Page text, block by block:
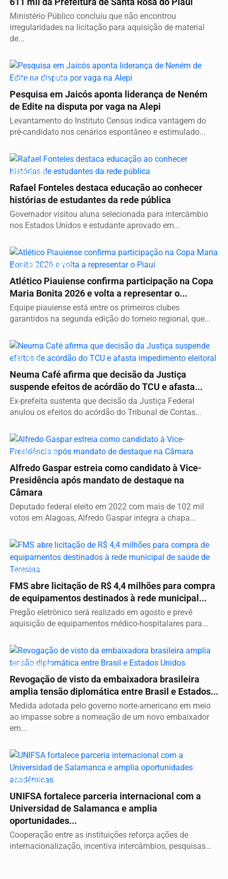
611 mil da Prefeitura de Santa Rosa do Piauí
Ministério Público concluiu que não encontrou
irregularidades na licitação para aquisição de material
de...
POLÍTICA NO PIAUÍ
Pesquisa em Jaicós aponta liderança de Neném
de Edite na disputa por vaga na Alepi
Levantamento do Instituto Census indica vantagem do
pré-candidato nos cenários espontâneo e estimulado...
EDUCAÇÃO
Rafael Fonteles destaca educação ao conhecer
histórias de estudantes da rede pública
Governador visitou aluna selecionada para intercâmbio
nos Estados Unidos e estudante aprovado em...
FUTEBOL FEMININO
Atlético Piauiense confirma participação na Copa
Maria Bonita 2026 e volta a representar o...
Equipe piauiense está entre os primeiros clubes
garantidos na segunda edição do torneio regional, que...
POLÍTICA
Neuma Café afirma que decisão da Justiça
suspende efeitos de acórdão do TCU e afasta...
Ex-prefeita sustenta que decisão da Justiça Federal
anulou os efeitos do acórdão do Tribunal de Contas...
ELEIÇÕES 2026
Alfredo Gaspar estreia como candidato à Vice-
Presidência após mandato de destaque na
Câmara
Deputado federal eleito em 2022 com mais de 102 mil
votos em Alagoas, Alfredo Gaspar integra a chapa...
SAÚDE PÚBLICA
FMS abre licitação de R$ 4,4 milhões para compra
de equipamentos destinados à rede municipal...
Pregão eletrônico será realizado em agosto e prevê
aquisição de equipamentos médico-hospitalares para...
DIPLOMACIA
Revogação de visto da embaixadora brasileira
amplia tensão diplomática entre Brasil e Estados...
Medida adotada pelo governo norte-americano em meio
ao impasse sobre a nomeação de um novo embaixador
em...
EDUCAÇÃO
UNIFSA fortalece parceria internacional com a
Universidad de Salamanca e amplia
oportunidades...
Cooperação entre as instituições reforça ações de
internacionalização, incentiva intercâmbios, pesquisas...